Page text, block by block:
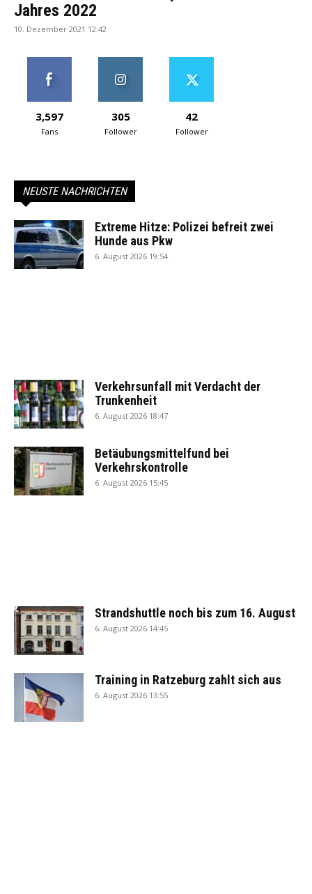
Jahres 2022
10. Dezember 2021 12:42
3,597
Fans
305
Follower
42
Follower
NEUSTE NACHRICHTEN
Extreme Hitze: Polizei befreit zwei
Hunde aus Pkw
6. August 2026 19:54
Verkehrsunfall mit Verdacht der
Trunkenheit
6. August 2026 18:47
Betäubungsmittelfund bei
Verkehrskontrolle
6. August 2026 15:45
Strandshuttle noch bis zum 16. August
6. August 2026 14:45
Training in Ratzeburg zahlt sich aus
6. August 2026 13:55